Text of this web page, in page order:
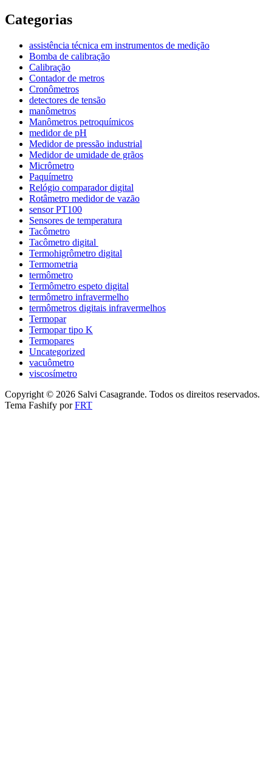
Categorias
assistência técnica em instrumentos de medição
Bomba de calibração
Calibração
Contador de metros
Cronômetros
detectores de tensão
manômetros
Manômetros petroquímicos
medidor de pH
Medidor de pressão industrial
Medidor de umidade de grãos
Micrômetro
Paquímetro
Relógio comparador digital
Rotâmetro medidor de vazão
sensor PT100
Sensores de temperatura
Tacômetro
Tacômetro digital
Termohigrômetro digital
Termometria
termômetro
Termômetro espeto digital
termômetro infravermelho
termômetros digitais infravermelhos
Termopar
Termopar tipo K
Termopares
Uncategorized
vacuômetro
viscosímetro
Copyright © 2026 Salvi Casagrande. Todos os direitos reservados.
Tema Fashify porFRT